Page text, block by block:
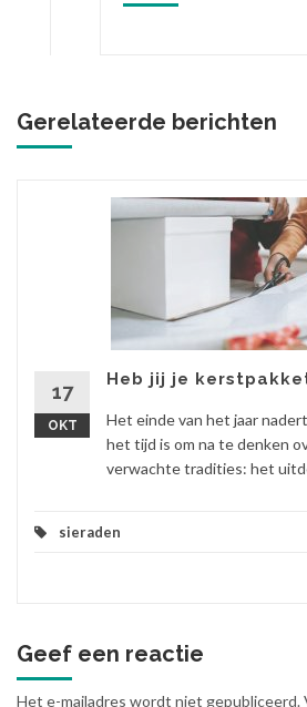
Gerelateerde berichten
17
OKT
Heb jij je
Het einde van het jaar
het tijd is om na te denken
verwachte tradities: het
sieraden
Geef een reactie
Het e-mailadres wordt niet gepubliceerd.